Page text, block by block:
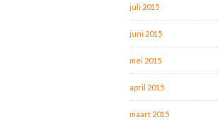
juli 2015
juni 2015
mei 2015
april 2015
maart 2015